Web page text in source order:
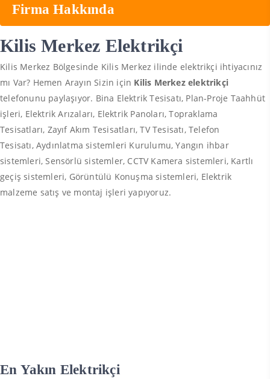
Firma Hakkında
Kilis Merkez Elektrikçi
Kilis Merkez Bölgesinde Kilis Merkez ilinde elektrikçi ihtiyacınız
mı Var? Hemen Arayın Sizin için Kilis Merkez elektrikçi
telefonunu paylaşıyor. Bina Elektrik Tesisatı, Plan-Proje Taahhüt
işleri, Elektrik Arızaları, Elektrik Panoları, Topraklama
Tesisatları, Zayıf Akım Tesisatları, TV Tesisatı, Telefon
Tesisatı, Aydınlatma sistemleri Kurulumu, Yangın ihbar
sistemleri, Sensörlü sistemler, CCTV Kamera sistemleri, Kartlı
geçiş sistemleri, Görüntülü Konuşma sistemleri, Elektrik
malzeme satış ve montaj işleri yapıyoruz.
En Yakın Elektrikçi